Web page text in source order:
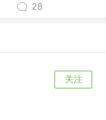
28
关注